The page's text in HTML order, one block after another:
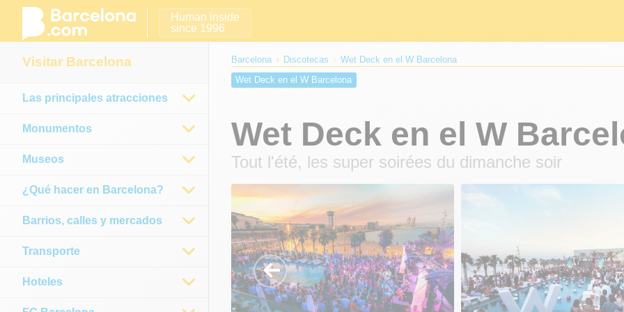
Human inside
since 1996
Barcelona Discotecas
Wet Deck en el W Barcelona
Wet Deck en el W Barcelona
Wet Deck en el W
Tout l'été, les super soirées du dimanche soir
Visitar Barcelona
Las principales atracciones
Monumentos
Museos
¿Qué hacer en Barcelona?
Barrios, calles y mercados
Transporte
Hoteles